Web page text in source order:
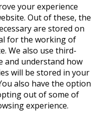
your experience
Out of these, the
are stored on
for the working of
We also use third-
and understand how
will be stored in your
also have the option
out of some of
experience.